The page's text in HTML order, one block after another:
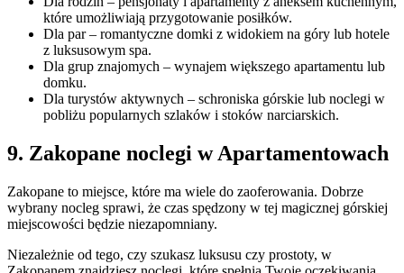
które umożliwiają przygotowanie posiłków.
Dla par – romantyczne domki z widokiem na góry lub hotele
z luksusowym spa.
Dla grup znajomych – wynajem większego apartamentu lub
domku.
Dla turystów aktywnych – schroniska górskie lub noclegi w
pobliżu popularnych szlaków i stoków narciarskich.
9. Zakopane noclegi w Apartamentowach
Zakopane to miejsce, które ma wiele do zaoferowania. Dobrze
wybrany nocleg sprawi, że czas spędzony w tej magicznej górskiej
miejscowości będzie niezapomniany.
Niezależnie od tego, czy szukasz luksusu czy prostoty, w